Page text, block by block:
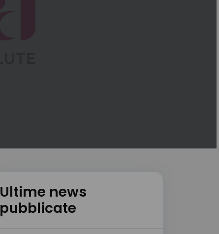
Ultime news
pubblicate